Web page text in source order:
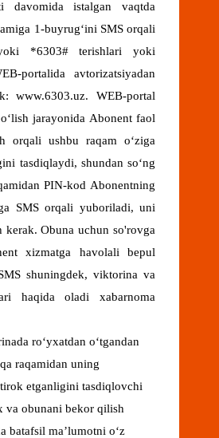
davomida istalgan vaqtda
1-buyrug‘ini SMS orqali
*6303# terishlari yoki
portalida avtorizatsiyadan
www.6303.uz. WEB-portal
jarayonida Abonent faol
orqali ushbu raqam o‘ziga
tasdiqlaydi, shundan so‘ng
PIN-kod Abonentning
SMS orqali yuboriladi, uni
kerak. Obuna uchun so'rovga
xizmatga havolali bepul
shuningdek, viktorina va
haqida oladi xabarnoma
roʻyxatdan oʻtgandan
raqamidan uning
etganligini tasdiqlovchi
va obunani bekor qilish
batafsil maʼlumotni oʻz